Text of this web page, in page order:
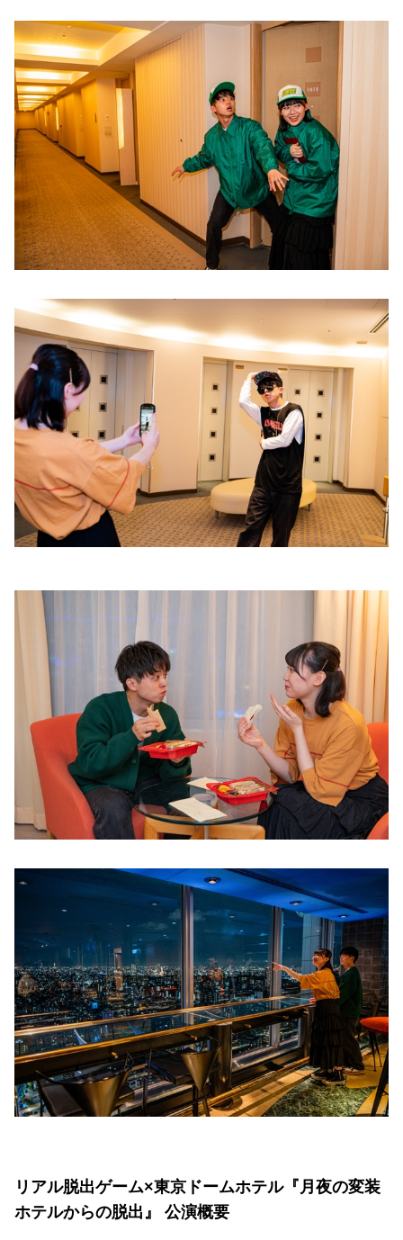
リアル脱出ゲーム×東京ドームホテル『月夜の変装
ホテルからの脱出』 公演概要